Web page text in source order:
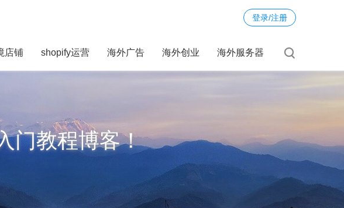
登录/注册
店铺 shopify运营 海外广告 海外创业 海外服务器
门教程博客！